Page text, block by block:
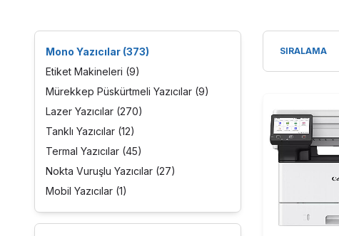
Mono Yazıcılar (373)
Etiket Makineleri (9)
Mürekkep Püskürtmeli Yazıcılar (9)
Lazer Yazıcılar (270)
Tanklı Yazıcılar (12)
Termal Yazıcılar (45)
Nokta Vuruşlu Yazıcılar (27)
Mobil Yazıcılar (1)